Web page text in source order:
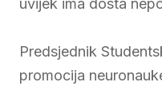
uvijek ima dosta
Predsjednik
promocija